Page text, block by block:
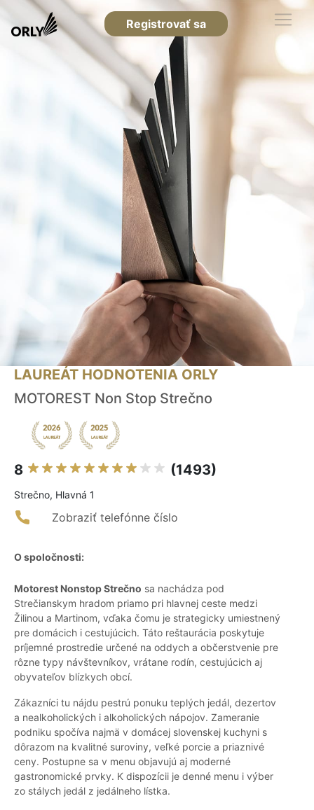
Registrovať sa
LAUREÁT HODNOTENIA ORLY
MOTOREST Non Stop Strečno
8 (1493)
Strečno, Hlavná 1
Zobraziť telefónne číslo
O spoločnosti:
Motorest Nonstop Strečno sa nachádza pod
Strečianskym hradom priamo pri hlavnej ceste medzi
Žilinou a Martinom, vďaka čomu je strategicky umiestnený
pre domácich i cestujúcich. Táto reštaurácia poskytuje
príjemné prostredie určené na oddych a občerstvenie pre
rôzne typy návštevníkov, vrátane rodín, cestujúcich aj
obyvateľov blízkych obcí.
Zákazníci tu nájdu pestrú ponuku teplých jedál, dezertov
a nealkoholických i alkoholických nápojov. Zameranie
podniku spočíva najmä v domácej slovenskej kuchyni s
dôrazom na kvalitné suroviny, veľké porcie a priaznivé
ceny. Postupne sa v menu objavujú aj moderné
gastronomické prvky. K dispozícii je denné menu i výber
zo stálych jedál z jedálneho lístka.